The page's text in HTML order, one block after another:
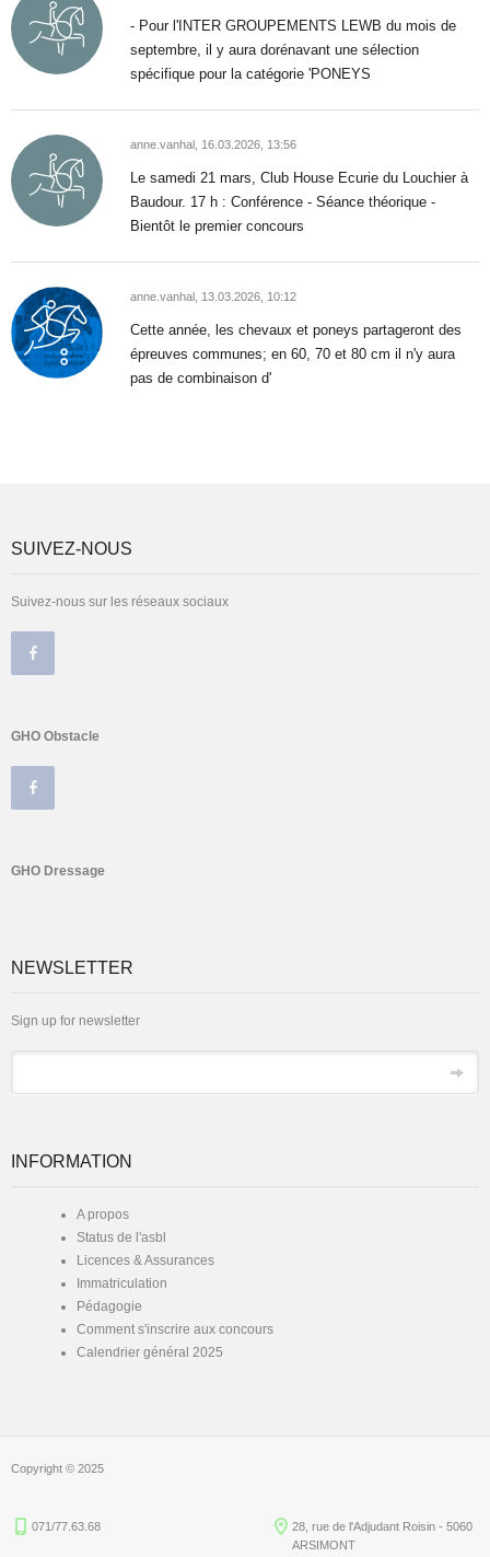
- Pour l'INTER GROUPEMENTS LEWB du mois de
septembre, il y aura dorénavant une sélection
spécifique pour la catégorie 'PONEYS
anne.vanhal, 16.03.2026, 13:56
Le samedi 21 mars, Club House Ecurie du Louchier à
Baudour. 17 h : Conférence - Séance théorique -
Bientôt le premier concours
anne.vanhal, 13.03.2026, 10:12
Cette année, les chevaux et poneys partageront des
épreuves communes; en 60, 70 et 80 cm il n'y aura
pas de combinaison d'
SUIVEZ-NOUS
Suivez-nous sur les réseaux sociaux
GHO Obstacle
GHO Dressage
NEWSLETTER
Sign up for newsletter
INFORMATION
A propos
Status de l'asbl
Licences & Assurances
Immatriculation
Pédagogie
Comment s'inscrire aux concours
Calendrier général 2025
Copyright © 2025
071/77.63.68
28, rue de l'Adjudant Roisin - 5060
ARSIMONT